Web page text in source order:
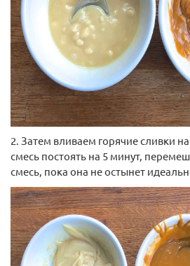
2. Затем вливаем горячие сливки
смесь постоять на 5 минут,
смесь, пока она не остынет